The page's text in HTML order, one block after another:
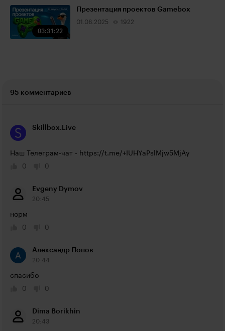
03:31:22
Презентация проектов Gamebox
01.08.2025 1922
95 комментариев
Skillbox.Live
Наш Телеграм-чат - https://t.me/+IUHYaPslMjw5MjAy
0
0
Evgeny Dymov
20:45
норм
0
0
Александр Попов
20:44
спасибо
0
0
Dima Borikhin
20:43